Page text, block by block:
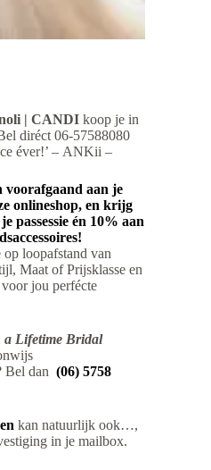
| CANDI koop je in
diréct 06-57588080
éver!’ – ANKii –
aan je
onlineshop, en krijg
passessie én 10% aan
loopafstand van
Maat of Prijsklasse en
jou perfécte
a Lifetime Bridal
Bel dan (06) 5758
kan natuurlijk ook…,
in je mailbox.